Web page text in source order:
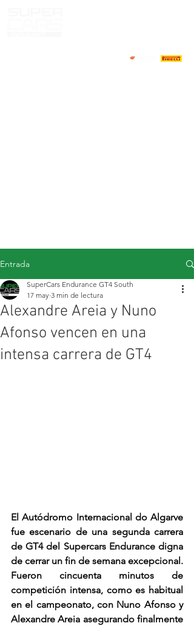
Entrada
Alexandre Areia y Nuno
Afonso vencen en una
intensa carrera de GT4
SuperCars Endurance GT4 South
17 may 3 min de lectura
El Autódromo Internacional do Algarve
fue escenario de una segunda carrera
de GT4 del Supercars Endurance digna
de cerrar un fin de semana excepcional.
Fueron cincuenta minutos de
competición intensa, como es habitual
en el campeonato, con Nuno Afonso y
Alexandre Areia asegurando finalmente